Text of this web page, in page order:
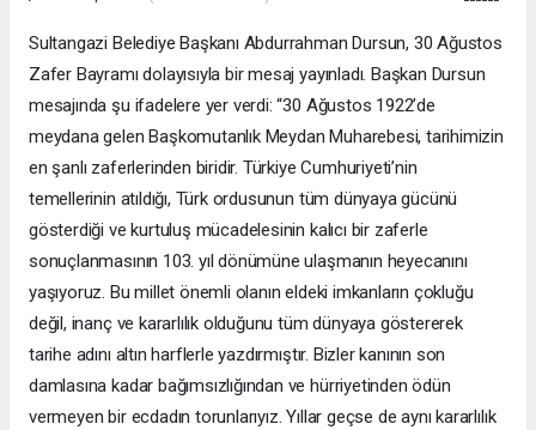
Sultangazi Belediye Başkanı Abdurrahman Dursun, 30 Ağustos
Zafer Bayramı dolayısıyla bir mesaj yayınladı. Başkan Dursun
mesajında şu ifadelere yer verdi: “30 Ağustos 1922’de
meydana gelen Başkomutanlık Meydan Muharebesi, tarihimizin
en şanlı zaferlerinden biridir. Türkiye Cumhuriyeti’nin
temellerinin atıldığı, Türk ordusunun tüm dünyaya gücünü
gösterdiği ve kurtuluş mücadelesinin kalıcı bir zaferle
sonuçlanmasının 103. yıl dönümüne ulaşmanın heyecanını
yaşıyoruz. Bu millet önemli olanın eldeki imkanların çokluğu
değil, inanç ve kararlılık olduğunu tüm dünyaya göstererek
tarihe adını altın harflerle yazdırmıştır. Bizler kanının son
damlasına kadar bağımsızlığından ve hürriyetinden ödün
vermeyen bir ecdadın torunlarıyız. Yıllar geçse de aynı kararlılık